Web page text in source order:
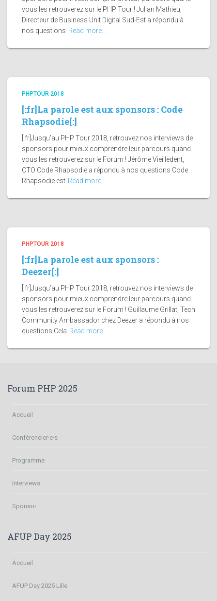
vous les retrouverez sur le PHP Tour ! Julian Mathieu,
Directeur de Business Unit Digital Sud-Est a répondu à
nos questions Read more…
PHPTOUR 2018
[:fr]La parole est aux sponsors : Code
Rhapsodie[:]
[:fr]Jusqu’au PHP Tour 2018, retrouvez nos interviews de
sponsors pour mieux comprendre leur parcours quand
vous les retrouverez sur le Forum ! Jérôme Vieilledent,
CTO Code Rhapsodie a répondu à nos questions Code
Rhapsodie est Read more…
PHPTOUR 2018
[:fr]La parole est aux sponsors :
Deezer[:]
[:fr]Jusqu’au PHP Tour 2018, retrouvez nos interviews de
sponsors pour mieux comprendre leur parcours quand
vous les retrouverez sur le Forum ! Guillaume Grillat, Tech
Community Ambassador chez Deezer a répondu à nos
questions Cela Read more…
Forum PHP 2025
Accueil
Conférencier·e·s
Programme
Interviews
Sponsor
AFUP Day 2025
Accueil
AFUP Day 2025 Lille